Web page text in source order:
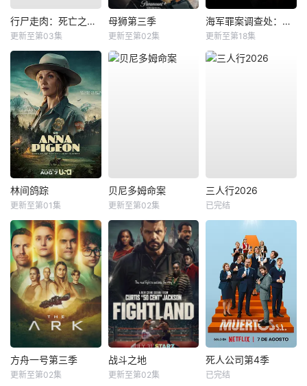
行尸走肉：死亡之城第三季
更新至第03集
母狮第三季
更新至第02集
海军罪案调查处：悉尼第三季
更新至第18集
林间鸽踪
更新至第01集
贝尼多姆命案
更新至第02集
三人行2026
已完结
方舟一号第三季
更新至第02集
战斗之地
更新至第02集
死人公司第4季
已完结